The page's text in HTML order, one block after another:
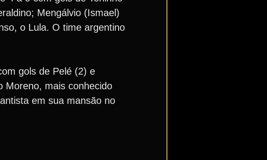
Mengálvio (Ismael)
o Lula. O time argentino
gols de Pelé (2) e
Moreno, mais conhecido
em sua mansão no